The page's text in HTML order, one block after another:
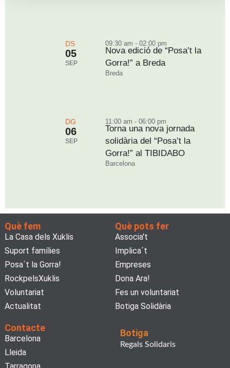
DS
05
SEP
09:30 am - 02:00 pm
Nova edició de “Posa’t la
Gorra!” a Breda
Breda
DG
06
SEP
11:00 am - 06:00 pm
Torna una nova jornada
solidària del “Posa’t la
Gorra!” al TIBIDABO
Barcelona
Què fem
La Casa dels Xuklis
Suport famílies
Posa´t la Gorra!
RockpelsXuklis
Voluntariat
Actualitat
Què pots fer
Associa't
Implica´t
Empreses
Dona Ara!
Fes un voluntariat
Botiga Solidària
Contacte
Barcelona
Lleida
Botiga
Regals Solidaris